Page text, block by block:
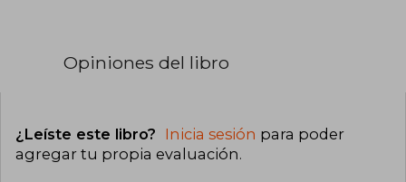
Southeast Asia. Es miembro de la Academia
Opiniones del libro
¿Leíste este libro? Inicia sesión para poder
agregar tu propia evaluación.